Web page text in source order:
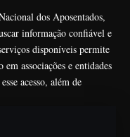
dos Aposentados,
informação confiável e
disponíveis permite
associações e entidades
acesso, além de